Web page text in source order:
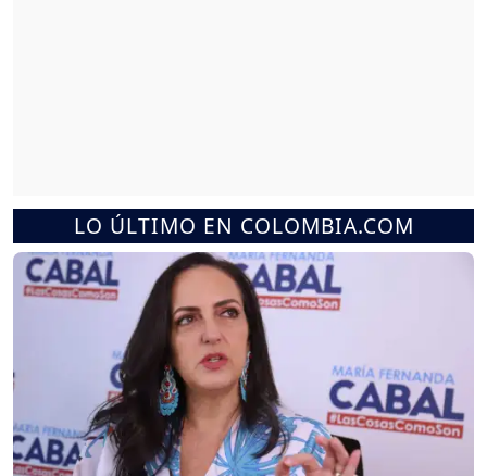
LO ÚLTIMO EN COLOMBIA.COM